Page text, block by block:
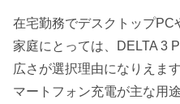
在宅勤務でデスクトップPC
家庭にとっては、DELTA 3
広さが選択理由になりえま
マートフォン充電が主な用